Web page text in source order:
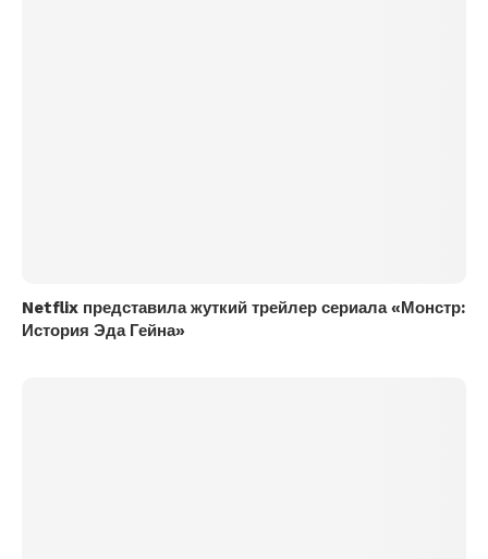
Netflix представила жуткий трейлер сериала «Монстр:
История Эда Гейна»